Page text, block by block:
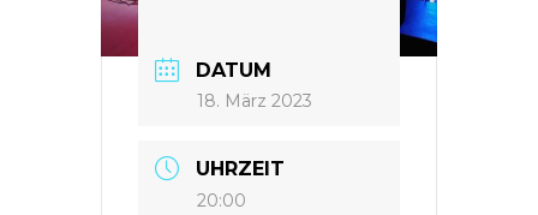
DATUM
18. März 2023
UHRZEIT
20:00